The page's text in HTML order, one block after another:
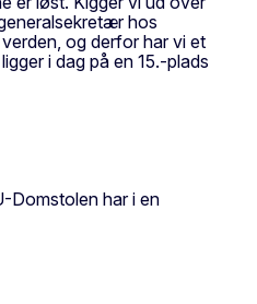
hos
og derfor har vi et
i dag på en 15.-plads
Domstolen har i en